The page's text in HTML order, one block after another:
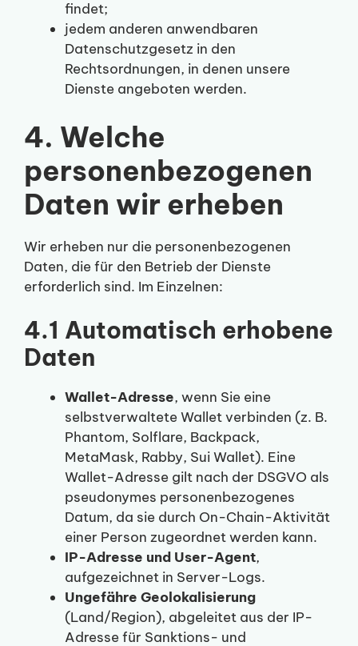
findet;
jedem anderen anwendbaren
Datenschutzgesetz in den
Rechtsordnungen, in denen unsere
Dienste angeboten werden.
4. Welche
personenbezogenen
Daten wir erheben
Wir erheben nur die personenbezogenen
Daten, die für den Betrieb der Dienste
erforderlich sind. Im Einzelnen:
4.1 Automatisch erhobene
Daten
Wallet-Adresse, wenn Sie eine
selbstverwaltete Wallet verbinden (z. B.
Phantom, Solflare, Backpack,
MetaMask, Rabby, Sui Wallet). Eine
Wallet-Adresse gilt nach der DSGVO als
pseudonymes personenbezogenes
Datum, da sie durch On-Chain-Aktivität
einer Person zugeordnet werden kann.
IP-Adresse und User-Agent,
aufgezeichnet in Server-Logs.
Ungefähre Geolokalisierung
(Land/Region), abgeleitet aus der IP-
Adresse für Sanktions- und